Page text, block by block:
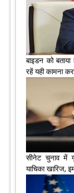
बाइडन को
रहें यही कामना
सीनेट चुनाव में
याचिका खारिज,